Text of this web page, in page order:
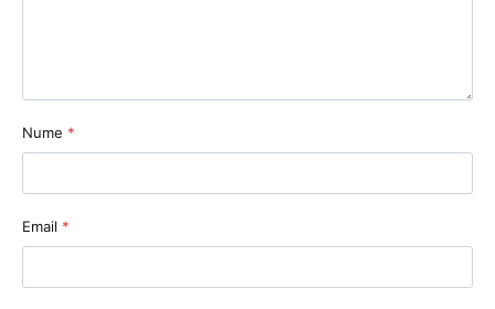
Nume *
Email *